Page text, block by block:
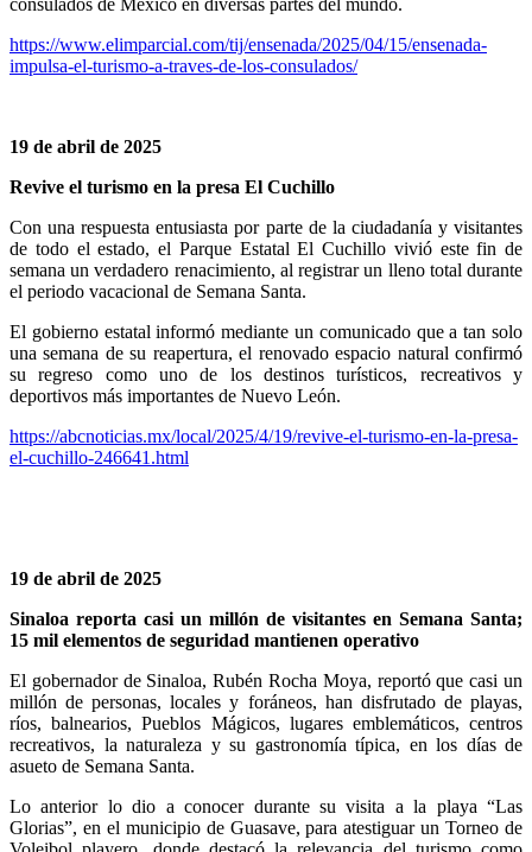
consulados de México en diversas partes del mundo.
https://www.elimparcial.com/tij/ensenada/2025/04/15/ensenada-
impulsa-el-turismo-a-traves-de-los-consulados/
19 de abril de 2025
Revive el turismo en la presa El Cuchillo
Con una respuesta entusiasta por parte de la ciudadanía y visitantes
de todo el estado, el Parque Estatal El Cuchillo vivió este fin de
semana un verdadero renacimiento, al registrar un lleno total durante
el periodo vacacional de Semana Santa.
El gobierno estatal informó mediante un comunicado que a tan solo
una semana de su reapertura, el renovado espacio natural confirmó
su regreso como uno de los destinos turísticos, recreativos y
deportivos más importantes de Nuevo León.
https://abcnoticias.mx/local/2025/4/19/revive-el-turismo-en-la-presa-
el-cuchillo-246641.html
19 de abril de 2025
Sinaloa reporta casi un millón de visitantes en Semana Santa;
15 mil elementos de seguridad mantienen operativo
El gobernador de Sinaloa, Rubén Rocha Moya, reportó que casi un
millón de personas, locales y foráneos, han disfrutado de playas,
ríos, balnearios, Pueblos Mágicos, lugares emblemáticos, centros
recreativos, la naturaleza y su gastronomía típica, en los días de
asueto de Semana Santa.
Lo anterior lo dio a conocer durante su visita a la playa “Las
Glorias”, en el municipio de Guasave, para atestiguar un Torneo de